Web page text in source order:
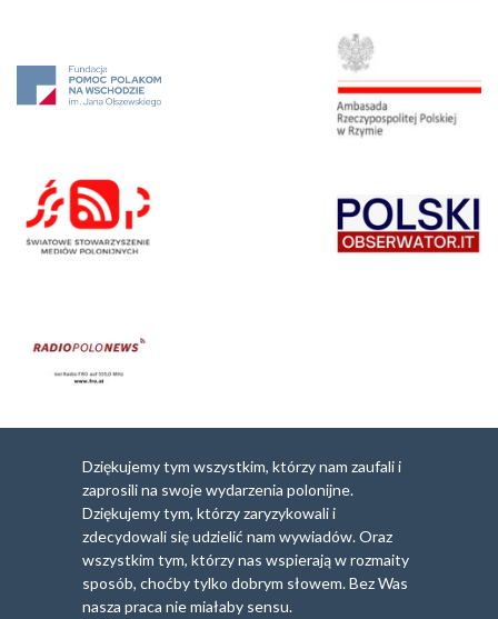
Dziękujemy tym wszystkim, którzy nam zaufali i
zaprosili na swoje wydarzenia polonijne.
Dziękujemy tym, którzy zaryzykowali i
zdecydowali się udzielić nam wywiadów. Oraz
wszystkim tym, którzy nas wspierają w rozmaity
sposób, choćby tylko dobrym słowem. Bez Was
nasza praca nie miałaby sensu.